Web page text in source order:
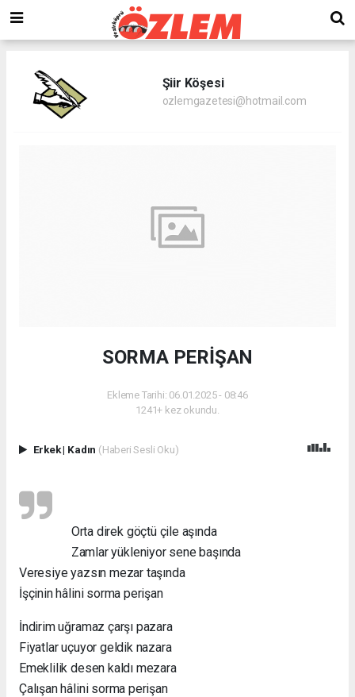
Şiir Köşesi
ozlemgazetesi@hotmail.com
SORMA PERİŞAN
Ekleme Tarihi: 06.01.2025 - 08:46
1241+ kez okundu.
Erkek| Kadın (Haberi Sesli Oku)
Orta direk göçtü çile aşında
Zamlar yükleniyor sene başında
Veresiye yazsın mezar taşında
İşçinin hâlini sorma perişan
İndirim uğramaz çarşı pazara
Fiyatlar uçuyor geldik nazara
Emeklilik desen kaldı mezara
Çalışan hâlini sorma perişan